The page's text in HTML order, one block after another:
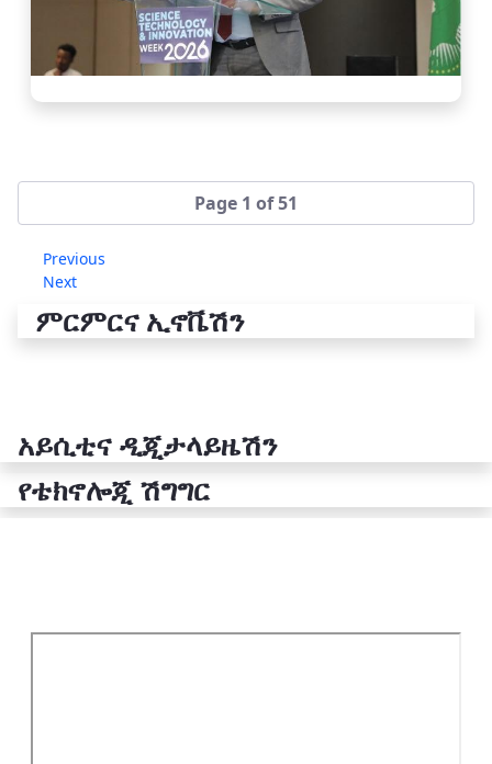
Page 1 of 51
Previous
Next
ምርምርና ኢኖቬሽን
አይሲቲና ዲጂታላይዜሽን
የቴክኖሎጂ ሽግግር